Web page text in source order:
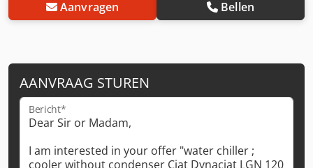
Aanvragen Bellen
AANVRAAG STUREN
Bericht*